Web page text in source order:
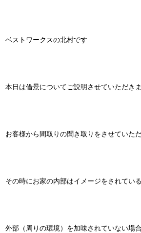
ベストワークスの北村です
本日は借景についてご説明させていただき
お客様から間取りの聞き取りをさせていた
その時にお家の内部はイメージをされている
外部（周りの環境）を加味されていない場